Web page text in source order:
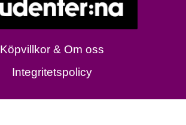
Köpvillkor & Om oss
Integritetspolicy